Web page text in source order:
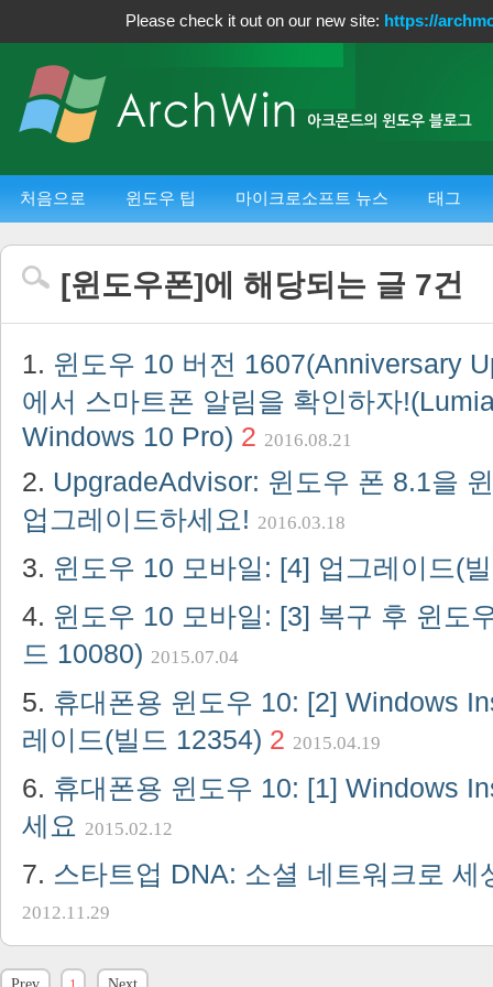
Please check it out on our new site: https://
처음으로 윈도우 팁 마이크로소프트 뉴스 태그
[윈도우폰]에 해당되는 글 7건
윈도우 10 버전 1607(Anniversary
에서 스마트폰 알림을 확인하자
Windows 10 Pro) 2 2016.08.21
UpgradeAdvisor: 윈도우 폰 8.1을
업그레이드하세요! 2016.03.18
윈도우 10 모바일: [4] 업그레이드(
윈도우 10 모바일: [3] 복구 후 윈도
드 10080) 2015.07.04
휴대폰용 윈도우 10: [2] Windows
레이드(빌드 12354) 2 2015.04.19
휴대폰용 윈도우 10: [1] Windows
세요 2015.02.12
스타트업 DNA: 소셜 네트워크로
2012.11.29